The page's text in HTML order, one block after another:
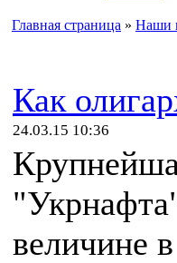
Главная страница » Наши
Как
24.03.15 10:36
величине